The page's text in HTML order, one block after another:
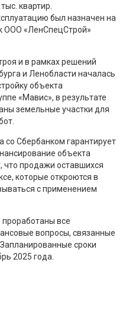
квартир.
был назначен на
ООО «ЛенСпецСтрой»
и в рамках решений
и Ленобласти началась
объекта
«Мавис», в результате
земельные участки для
со Сбербанком гарантирует
объекта
что продажи оставшихся
которые откроются в
с применением
все
вопросы, связанные
сроки
2025 года.